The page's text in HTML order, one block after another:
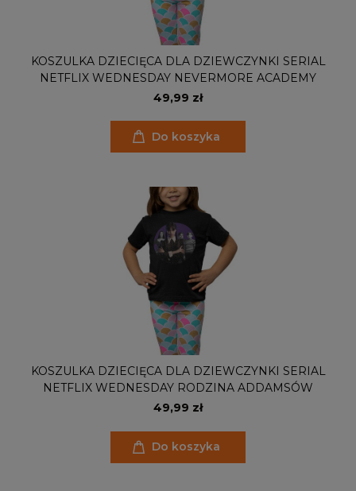
KOSZULKA DZIECIĘCA DLA DZIEWCZYNKI SERIAL
NETFLIX WEDNESDAY NEVERMORE ACADEMY
49,99 zł
Do koszyka
KOSZULKA DZIECIĘCA DLA DZIEWCZYNKI SERIAL
NETFLIX WEDNESDAY RODZINA ADDAMSÓW
49,99 zł
Do koszyka